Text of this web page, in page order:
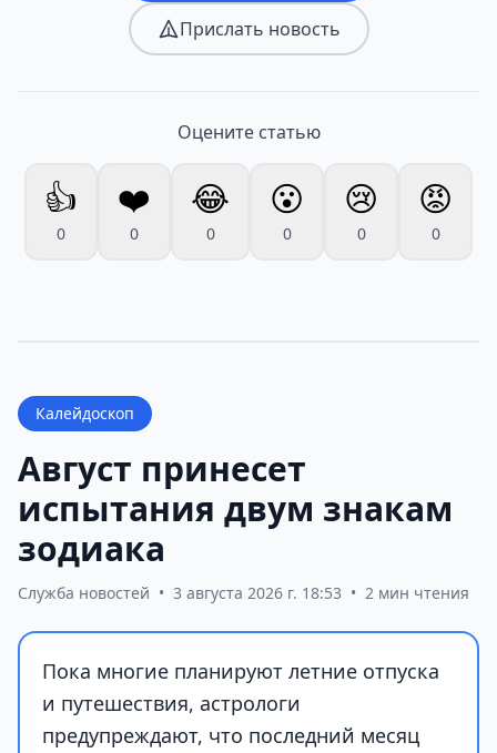
Прислать новость
Оцените статью
👍
0
❤️
0
😂
0
😮
0
😢
0
😡
0
Калейдоскоп
Август принесет
испытания двум знакам
зодиака
Служба новостей • 3 августа 2026 г. 18:53 • 2 мин чтения
Пока многие планируют летние отпуска
и путешествия, астрологи
предупреждают, что последний месяц